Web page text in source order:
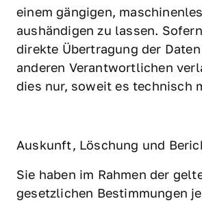
einem gängigen,
aushändigen zu lassen.
direkte Übertragung der
anderen Verantwortlichen
dies nur, soweit es technisch
Auskunft, Löschung und
Sie haben im Rahmen der
gesetzlichen Bestimmungen